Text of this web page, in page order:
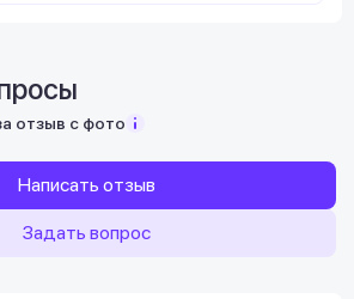
отзыв с фото
Написать отзыв
Задать вопрос